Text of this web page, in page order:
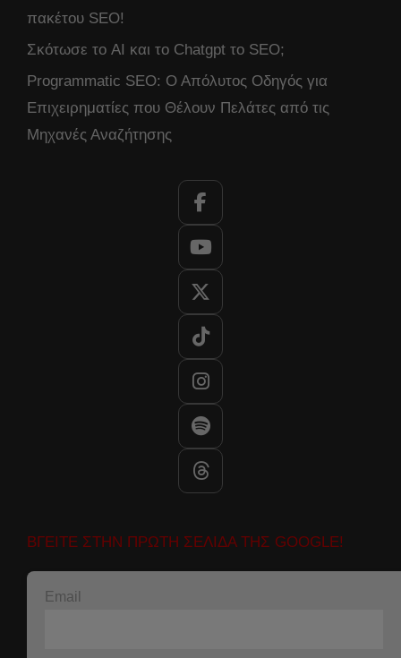
πακέτου SEO!
Σκότωσε το AI και το Chatgpt το SEO;
Programmatic SEO: Ο Απόλυτος Οδηγός για
Επιχειρηματίες που Θέλουν Πελάτες από τις
Μηχανές Αναζήτησης
ΒΓΕΙΤΕ ΣΤΗΝ ΠΡΩΤΗ ΣΕΛΙΔΑ ΤΗΣ GOOGLE!
Email